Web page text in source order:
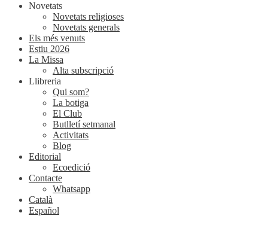
Novetats
Novetats religioses
Novetats generals
Els més venuts
Estiu 2026
La Missa
Alta subscripció
Llibreria
Qui som?
La botiga
El Club
Butlletí setmanal
Activitats
Blog
Editorial
Ecoedició
Contacte
Whatsapp
Català
Español